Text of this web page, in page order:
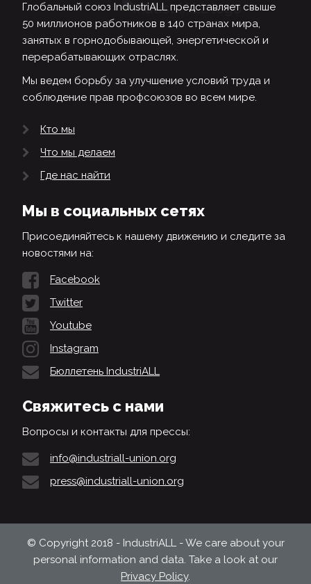
Глобальный союз IndustriALL представляет свыше
50 миллионов работников в 140 странах мира,
занятых в горнодобывающей, энергетической и
перерабатывающих отраслях.
Мы ведем борьбу за улучшение условий труда и
соблюдение прав профсоюзов во всем мире.
Кто мы
Что мы делаем
Где нас найти
Мы в социальных сетях
Присоединяйтесь к нашему движению и следите за
новостями на:
Facebook
Twitter
Youtube
Instagram
Бюллетень IndustriALL
Свяжитесь с нами
Вопросы и контакты для прессы:
info@industriall-union.org
press@industriall-union.org
© Copyright 2018 - IndustriALL - We care about your
personal information and data. Take a look at our
Privacy Policy.